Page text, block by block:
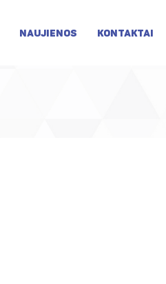
NAUJIENOS
KONTAKTAI